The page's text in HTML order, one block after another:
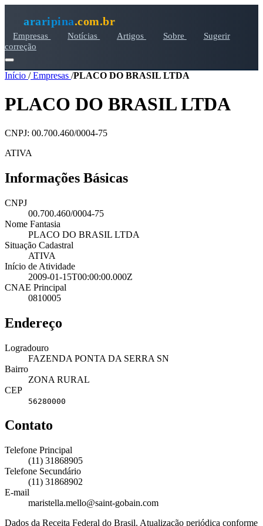
araripina.com.br
Empresas Notícias Artigos Sobre
Sugerir
correção
Início /Empresas /PLACO DO BRASIL LTDA
PLACO DO BRASIL LTDA
CNPJ: 00.700.460/0004-75
ATIVA
Informações Básicas
CNPJ
00.700.460/0004-75
Nome Fantasia
PLACO DO BRASIL LTDA
Situação Cadastral
ATIVA
Início de Atividade
2009-01-15T00:00:00.000Z
CNAE Principal
0810005
Endereço
Logradouro
FAZENDA PONTA DA SERRA SN
Bairro
ZONA RURAL
CEP
56280000
Contato
Telefone Principal
(11) 31868905
Telefone Secundário
(11) 31868902
E-mail
maristella.mello@saint-gobain.com
Dados da Receita Federal do Brasil. Atualização periódica conforme